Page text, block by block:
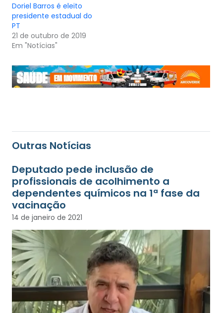
Doriel Barros é eleito
presidente estadual do
PT
21 de outubro de 2019
Em "Notícias"
Outras Notícias
Deputado pede inclusão de
profissionais de acolhimento a
dependentes químicos na 1ª fase da
vacinação
14 de janeiro de 2021